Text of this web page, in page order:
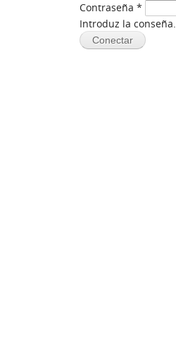
Contraseña *
Introduz la conseña.